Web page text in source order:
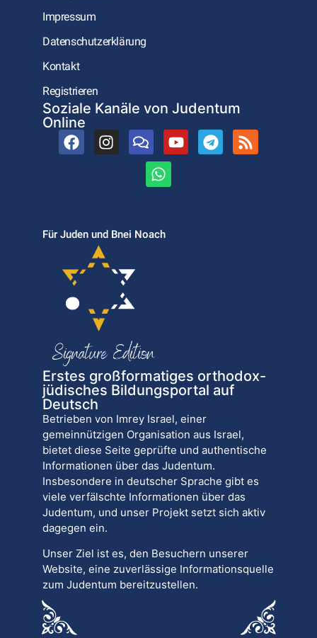
Impressum
Datenschutzerklärung
Kontakt
Registrieren
Soziale Kanäle von Judentum
Online
Für Juden und Bnei Noach
Erstes großformatiges orthodox-
jüdisches Bildungsportal auf
Deutsch
Betrieben von Imrey Israel, einer
gemeinnützigen Organisation aus Israel,
bietet diese Seite geprüfte und authentische
Informationen über das Judentum.
Insbesondere in deutscher Sprache gibt es
viele verfälschte Informationen über das
Judentum, und unser Projekt setzt sich aktiv
dagegen ein.
Unser Ziel ist es, den Besuchern unserer
Website, eine zuverlässige Informationsquelle
zum Judentum bereitzustellen.